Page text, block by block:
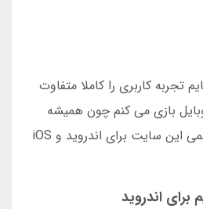
تجربه کاربری را کاملا متفاوت
بازی می کنم چون همیشه
همراه دارم. اپلیکیشن رسمی این سایت برای اندروید و iOS
برای اندروید